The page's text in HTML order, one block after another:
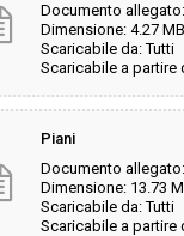
Documento allegato:
Dimensione: 4.27 MB
Scaricabile da: Tutti
Scaricabile a partire
Piani
Documento allegato:
Dimensione: 13.73
Scaricabile da: Tutti
Scaricabile a partire